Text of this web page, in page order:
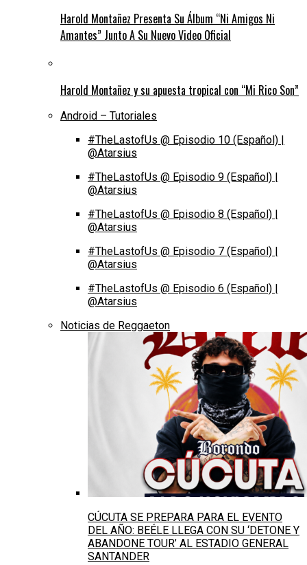
Harold Montañez Presenta Su Álbum “Ni Amigos Ni
Amantes” Junto A Su Nuevo Video Oficial
Harold Montañez y su apuesta tropical con “Mi Rico Son”
Android – Tutoriales
#TheLastofUs @ Episodio 10 (Español) |
@Atarsius
#TheLastofUs @ Episodio 9 (Español) |
@Atarsius
#TheLastofUs @ Episodio 8 (Español) |
@Atarsius
#TheLastofUs @ Episodio 7 (Español) |
@Atarsius
#TheLastofUs @ Episodio 6 (Español) |
@Atarsius
Noticias de Reggaeton
CÚCUTA SE PREPARA PARA EL EVENTO
DEL AÑO: BEÉLE LLEGA CON SU ‘DETONE Y
ABANDONE TOUR’ AL ESTADIO GENERAL
SANTANDER